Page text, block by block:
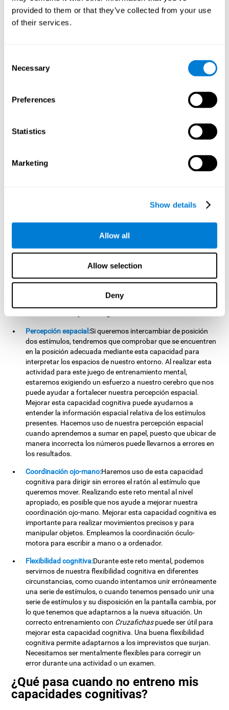
provided to them or that they’ve collected from your use
of their services.
Selection
Necessary
Preferences
Statistics
Marketing
Show details
Allow all
Allow selection
Deny
nuestro día a día que requieran de esta capacidad cognitiva,
como distinguir las diferentes letras en un texto.
En este juego de entrenamiento
cerebral el tiempo es limitado, por lo que deberemos ser
panel cambia cada vez que combinamos un grupo de
estímulos iguales, por lo que tenemos que procesar
constantemente una gran cantidad de datos cambiantes. Al
estimular nuestra velocidad de procesamiento. Al
, sería posible reducir el
velocidad de procesamiento al pensar una respuesta para
Recordar la localización de los diferentes
más elaboradas. Esto lo llevamos a cabo mediante nuestra
memoria no verbal. PracticandoCruzafichas
nuestra memoria no verbal con este juego, podría
resultarnos más sencillo memorizar información de carácter
Percepción espacial:Si queremos intercambiar de posición
dos estímulos, tendremos que comprobar que se encuentren
en la posición adecuada mediante esta capacidad para
interpretar los espacios de nuestro entorno. Al realizar esta
actividad para este juego de entrenamiento mental,
estaremos exigiendo un esfuerzo a nuestro cerebro que nos
puede ayudar a fortalecer nuestra percepción espacial.
Mejorar esta capacidad cognitiva puede ayudarnos a
entender la información espacial relativa de los estímulos
presentes. Hacemos uso de nuestra percepción espacial
cuando aprendemos a sumar en papel, puesto que ubicar de
manera incorrecta los números puede llevarnos a errores en
los resultados.
Coordinación ojo-mano:Haremos uso de esta capacidad
cognitiva para dirigir sin errores el ratón al estímulo que
queremos mover. Realizando este reto mental al nivel
apropiado, es posible que nos ayude a mejorar nuestra
coordinación ojo-mano. Mejorar esta capacidad cognitiva es
importante para realizar movimientos precisos y para
manipular objetos. Empleamos la coordinación óculo-
motora para escribir a mano o a ordenador.
Flexibilidad cognitiva:Durante este reto mental, podemos
servirnos de nuestra flexibilidad cognitiva en diferentes
circunstancias, como cuando intentamos unir erróneamente
una serie de estímulos, o cuando tenemos pensado unir una
serie de estímulos y su disposición en la pantalla cambia, por
lo que tenemos que adaptarnos a la nueva situación. Un
correcto entrenamiento con Cruzafichaspuede ser útil para
mejorar esta capacidad cognitiva. Una buena flexibilidad
cognitiva permite adaptarnos a los imprevistos que surjan.
Necesitamos ser mentalmente flexibles para corregir un
error durante una actividad o un examen.
¿Qué pasa cuando no entreno mis
capacidades cognitivas?